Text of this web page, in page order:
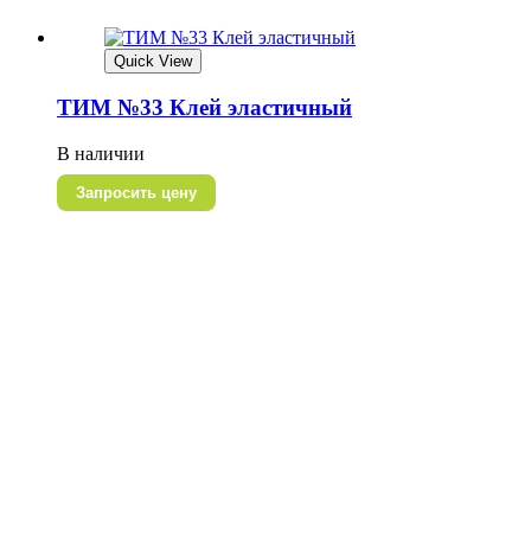
Quick View
ТИМ №33 Клей эластичный
В наличии
Запросить цену